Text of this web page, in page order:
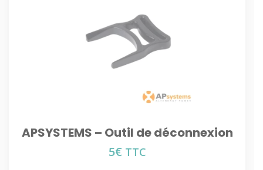
APSYSTEMS – Outil de déconnexion
5€ TTC